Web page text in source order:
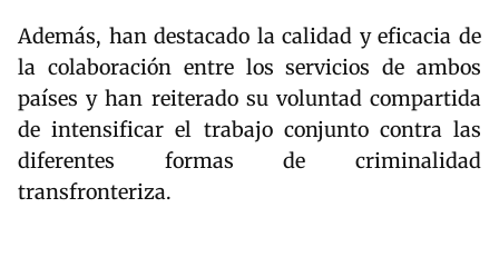
Además, han destacado la calidad y eficacia de
la colaboración entre los servicios de ambos
países y han reiterado su voluntad compartida
de intensificar el trabajo conjunto contra las
diferentes formas de criminalidad
transfronteriza.